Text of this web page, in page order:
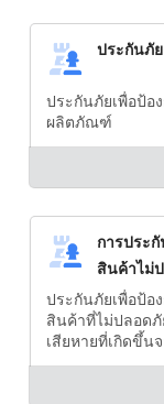
ประกันภั
ประกันภัยเพื่อป้อ
ผลิตภัณฑ์
การประ
สินค้าไม่
ประกันภัยเพื่อป้อ
สินค้าที่ไม่ปลอด
เสียหายที่เกิดขึ้น